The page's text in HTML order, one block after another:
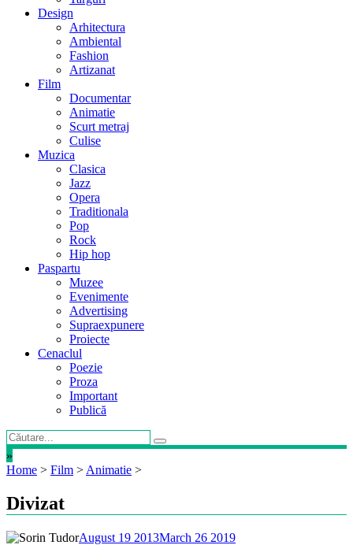
Design
Arhitectura
Ambiental
Fashion
Artizanat
Film
Documentar
Animatie
Scurt metraj
Culise
Muzica
Clasica
Jazz
Opera
Traditionala
Pop
Rock
Hip hop
Paspartu
Muzee
Evenimente
Advertising
Supraexpunere
Proiecte
Cenaclul
Poezie
Proza
Important
Publică
»
Home > Film > Animatie >
Divizat
August 19 2013March 26 2019